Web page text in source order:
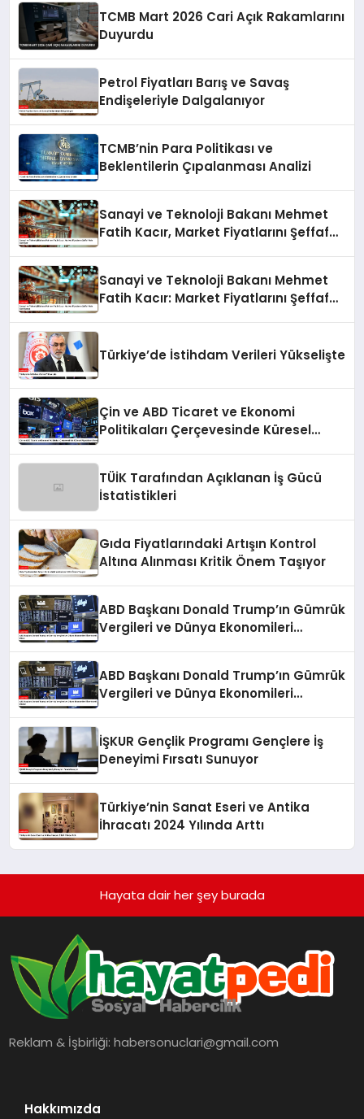
TCMB Mart 2026 Cari Açık Rakamlarını
Duyurdu
Petrol Fiyatları Barış ve Savaş
Endişeleriyle Dalgalanıyor
TCMB’nin Para Politikası ve
Beklentilerin Çıpalanması Analizi
Sanayi ve Teknoloji Bakanı Mehmet
Fatih Kacır, Market Fiyatlarını Şeffaf
Sanayi ve Teknoloji Bakanı Mehmet
Fatih Kacır: Market Fiyatlarını Şeffaf
Türkiye’de İstihdam Verileri Yükselişte
Çin ve ABD Ticaret ve Ekonomi
Politikaları Çerçevesinde Küresel
TÜİK Tarafından Açıklanan İş Gücü
İstatistikleri
Gıda Fiyatlarındaki Artışın Kontrol
Altına Alınması Kritik Önem Taşıyor
ABD Başkanı Donald Trump’ın Gümrük
Vergileri ve Dünya Ekonomileri
ABD Başkanı Donald Trump’ın Gümrük
Vergileri ve Dünya Ekonomileri
İŞKUR Gençlik Programı Gençlere İş
Deneyimi Fırsatı Sunuyor
Türkiye’nin Sanat Eseri ve Antika
İhracatı 2024 Yılında Arttı
Hayata dair her şey burada
Reklam & İşbirliği:habersonuclari@gmail.com
Hakkımızda